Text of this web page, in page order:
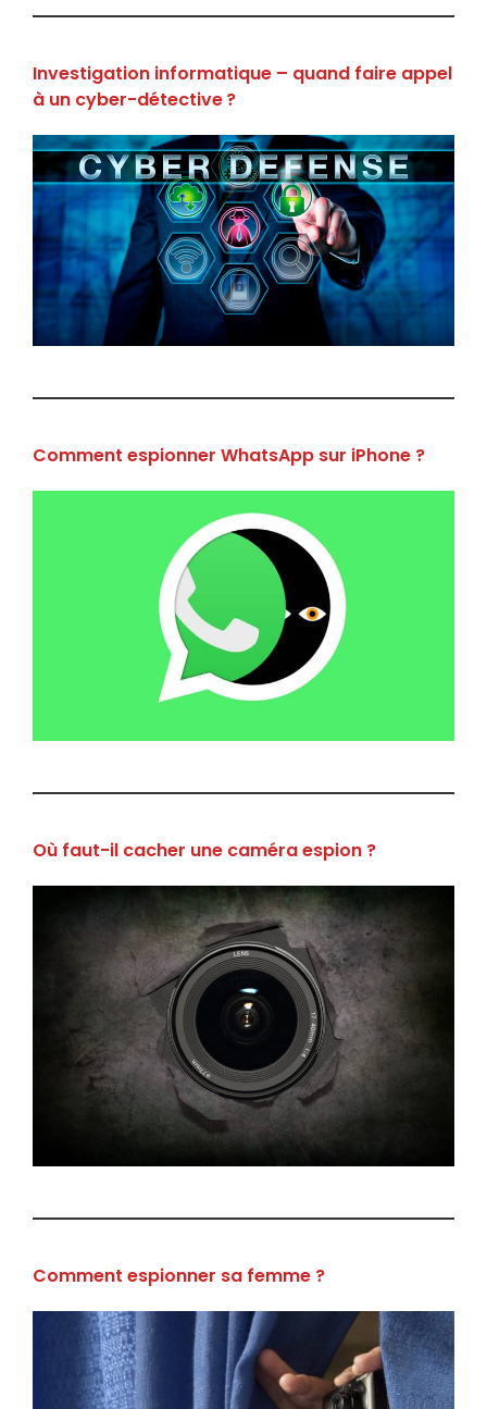
Investigation informatique – quand faire appel
à un cyber-détective ?
Comment espionner WhatsApp sur iPhone ?
Où faut-il cacher une caméra espion ?
Comment espionner sa femme ?